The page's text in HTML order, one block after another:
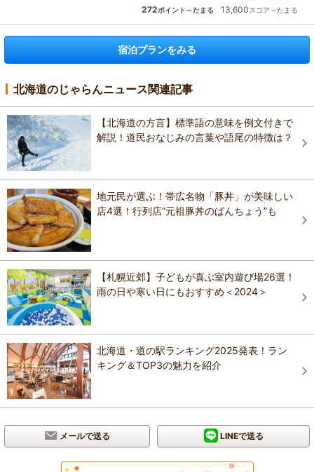
272ポイント～たまる 13,600スコア～たまる
宿泊プランをみる
北海道のじゃらんニュース関連記事
【北海道の方言】標準語の意味を例文付きで
解説！道民おなじみの言葉や語尾の特徴は？
地元民が選ぶ！帯広名物「豚丼」が美味しい
店4選！行列店“元祖豚丼のぱんちょう”も
【札幌近郊】子どもが喜ぶ室内遊び場26選！
雨の日や寒い日にもおすすめ＜2024＞
北海道・道の駅ランキング2025発表！ラン
キング＆TOP3の魅力を紹介
メールで送る LINEで送る